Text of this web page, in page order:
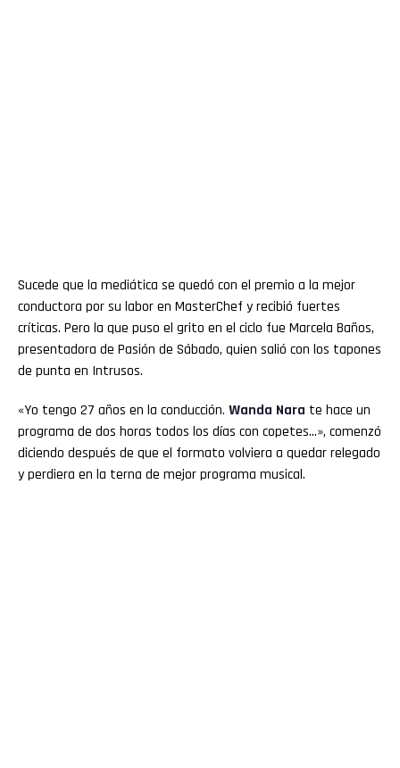
Sucede que la mediática se quedó con el premio a la mejor
conductora por su labor en MasterChef y recibió fuertes
críticas. Pero la que puso el grito en el ciclo fue Marcela Baños,
presentadora de Pasión de Sábado, quien salió con los tapones
de punta en Intrusos.
«Yo tengo 27 años en la conducción. Wanda Nara te hace un
programa de dos horas todos los días con copetes…», comenzó
diciendo después de que el formato volviera a quedar relegado
y perdiera en la terna de mejor programa musical.